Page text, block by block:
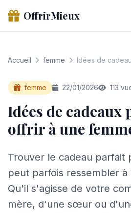
OffrirMieux
Accueil femme Idées de
femme 22/01/2026 113
Idées de cadeaux
offrir à une
Trouver le cadeau parfait
peut parfois ressembler
Qu'il s'agisse de votre
mère, d'une sœur ou